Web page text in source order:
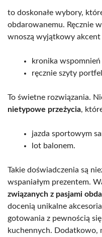
to doskonałe wybory,
obdarowanemu. Ręcznie
wnoszą wyjątkowy akcent
kronika
ręcznie szyty
To świetne rozwiązania.
nietypowe przeżycia,
jazda sportowym
lot balonem.
Takie doświadczenia są
wspaniałym prezentem.
związanych z pasjami
docenią unikalne
gotowania z pewnością
kuchennych. Dodatkowo,